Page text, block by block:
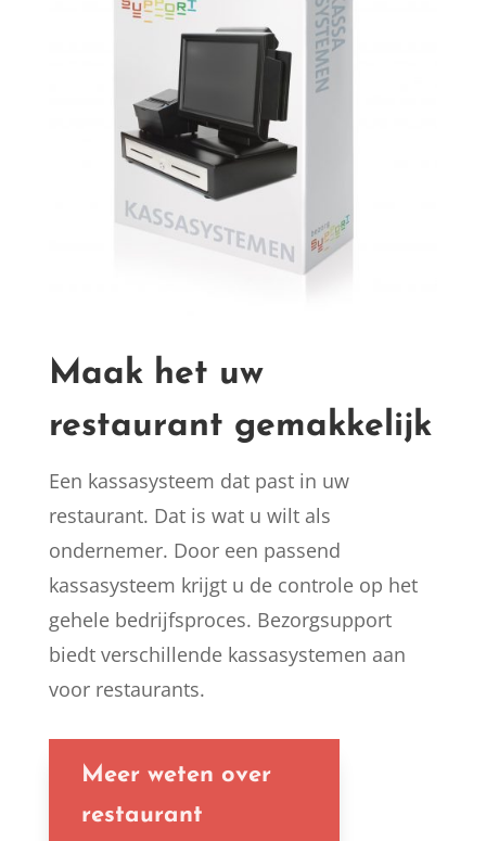
Maak het uw
restaurant gemakkelijk
Een kassasysteem dat past in uw
restaurant. Dat is wat u wilt als
ondernemer. Door een passend
kassasysteem krijgt u de controle op het
gehele bedrijfsproces. Bezorgsupport
biedt verschillende kassasystemen aan
voor restaurants.
Meer weten over
restaurant